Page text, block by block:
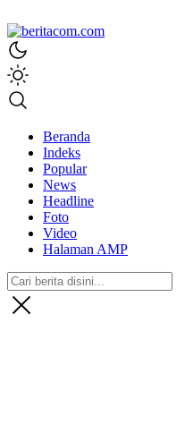
beritacom.com
bestnews
Beranda
Indeks
Popular
News
Headline
Foto
Video
Halaman AMP